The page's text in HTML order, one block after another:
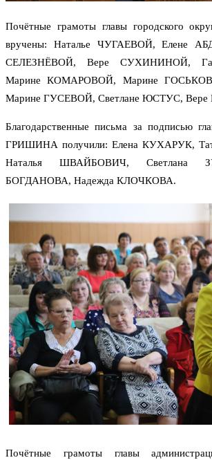
Почётные грамоты главы городского
вручены: Наталье ЧУГАЕВОЙ, Елене
СЕЛЕЗНЁВОЙ, Вере СУХИНИНОЙ,
Марине КОМАРОВОЙ, Марине
Марине ГУСЕВОЙ, Светлане ЮСТУС,
Благодарственные письма за подписью
ГРИШИНА получили: Елена КУХАРУК,
Наталья ШВАЙБОВИЧ, Светлана
БОГДАНОВА, Надежда КЛОЧКОВА.
Почётные грамоты главы